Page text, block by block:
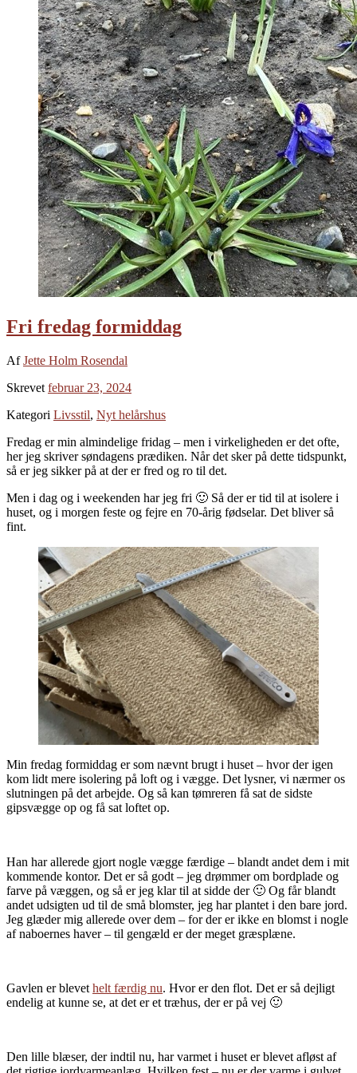
Fri fredag formiddag
AfJette Holm Rosendal
Skrevet februar 23, 2024
Kategori Livsstil, Nyt helårshus
Fredag er min almindelige fridag – men i virkeligheden er det ofte,
her jeg skriver søndagens prædiken. Når det sker på dette tidspunkt,
så er jeg sikker på at der er fred og ro til det.
Men i dag og i weekenden har jeg fri 🙂 Så der er tid til at isolere i
huset, og i morgen feste og fejre en 70-årig fødselar. Det bliver så
fint.
Min fredag formiddag er som nævnt brugt i huset – hvor der igen
kom lidt mere isolering på loft og i vægge. Det lysner, vi nærmer os
slutningen på det arbejde. Og så kan tømreren få sat de sidste
gipsvægge op og få sat loftet op.
Han har allerede gjort nogle vægge færdige – blandt andet dem i mit
kommende kontor. Det er så godt – jeg drømmer om bordplade og
farve på væggen, og så er jeg klar til at sidde der 🙂 Og får blandt
andet udsigten ud til de små blomster, jeg har plantet i den bare jord.
Jeg glæder mig allerede over dem – for der er ikke en blomst i nogle
af naboernes haver – til gengæld er der meget græsplæne.
Gavlen er blevet helt færdig nu. Hvor er den flot. Det er så dejligt
endelig at kunne se, at det er et træhus, der er på vej 🙂
Den lille blæser, der indtil nu, har varmet i huset er blevet afløst af